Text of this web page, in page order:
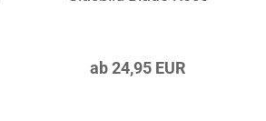
ab 24,95 EUR